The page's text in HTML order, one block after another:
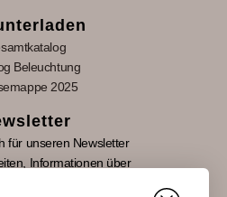
Beleuchtung
2025
für unseren Newsletter
Informationen über